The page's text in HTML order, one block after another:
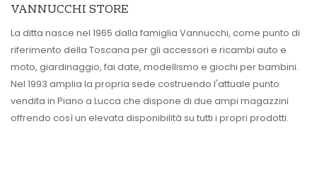
VANNUCCHI STORE
La ditta nasce nel 1965 dalla famiglia Vannucchi, come punto di
riferimento della Toscana per gli accessori e ricambi auto e
moto, giardinaggio, fai date, modellismo e giochi per bambini.
Nel 1993 amplia la propria sede costruendo l'attuale punto
vendita in Piano a Lucca che dispone di due ampi magazzini
offrendo così un elevata disponibilità su tutti i propri prodotti.